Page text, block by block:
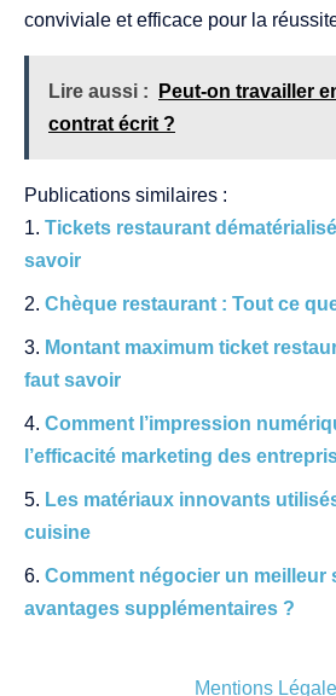
conviviale et efficace pour la
Lire aussi :
Peut-on travailler
contrat écrit ?
Publications similaires :
Tickets restaurant
savoir
Chèque restaurant : Tout ce
Montant maximum ticket
faut savoir
Comment l’impression
l’efficacité marketing des
Les matériaux innovants
cuisine
Comment négocier un meilleur
avantages supplémentaires ?
Mentions